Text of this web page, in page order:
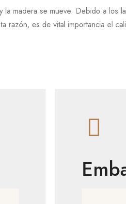
madera se mueve. Debido a los
razón, es de vital importancia el